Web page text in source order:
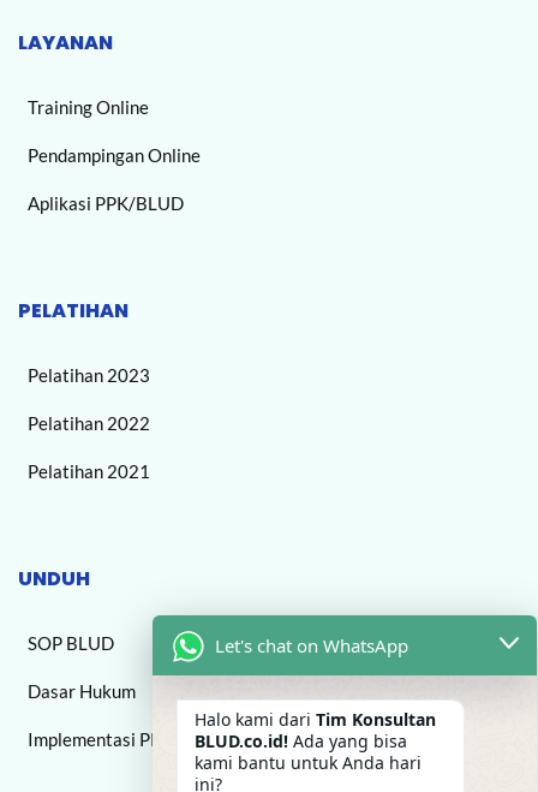
LAYANAN
Training Online
Pendampingan Online
Aplikasi PPK/BLUD
PELATIHAN
Pelatihan 2023
Pelatihan 2022
Pelatihan 2021
UNDUH
SOP BLUD
Dasar Hukum
Implementasi PPK BLUD
Let's chat on WhatsApp
Halo kami dari Tim Konsultan
BLUD.co.id! Ada yang bisa
kami bantu untuk Anda hari
ini?